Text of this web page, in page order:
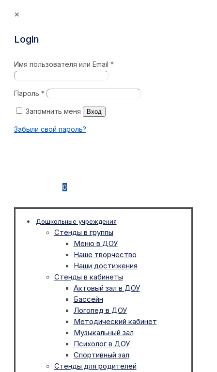
✕
Login
Имя пользователя или Email *
Пароль *
Запомнить меня Вход
Забыли свой пароль?
0
Дошкольные учреждения
Стенды в группы
Меню в ДОУ
Наше творчество
Наши достижения
Стенды в кабинеты
Актовый зал в ДОУ
Бассейн
Логопед в ДОУ
Методический кабинет
Музыкальный зал
Психолог в ДОУ
Спортивный зал
Стенды для родителей